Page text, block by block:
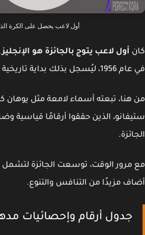
أول لاعب يحصل على الكرة
أول لاعب يتوج بالجائزة هو
بداية تاريخية للكرة الذهبية.
هنا، تبعته أسماء لامعة مثل يوهان
الذين حققوا أرقامًا قياسية
مرور الوقت، توسعت الجائزة لتشمل
مزيدًا من التنافس والتنوع.
جدول أرقام وإحصائيات